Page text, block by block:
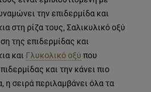
την επιδερμίδα και
στη ρίζα τους, Σαλικυλικό οξύ
της επιδερμίδας και
και Γλυκολικό οξύ που
και την κάνει πιο
η σειρά περιλαμβάνει όλα τα